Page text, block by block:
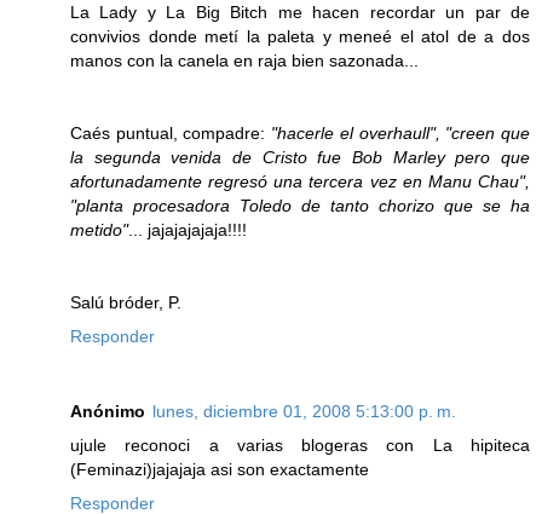
La Lady y La Big Bitch me hacen recordar un par de
convivios donde metí la paleta y meneé el atol de a dos
manos con la canela en raja bien sazonada...
Caés puntual, compadre: "hacerle el overhaull", "creen que
la segunda venida de Cristo fue Bob Marley pero que
afortunadamente regresó una tercera vez en Manu Chau",
"planta procesadora Toledo de tanto chorizo que se ha
metido"... jajajajajaja!!!!
Salú bróder, P.
Responder
Anónimo lunes, diciembre 01, 2008 5:13:00 p. m.
ujule reconoci a varias blogeras con La hipiteca
(Feminazi)jajajaja asi son exactamente
Responder